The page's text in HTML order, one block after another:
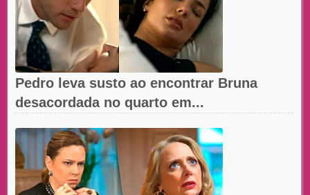
Pedro leva susto ao encontrar Bruna
desacordada no quarto em...